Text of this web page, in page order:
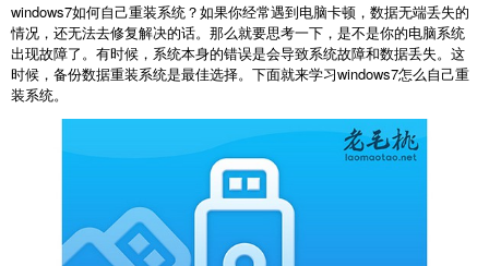
windows7如何自己重装系统？如果你经常遇到电脑卡顿，数据无端丢失的
情况，还无法去修复解决的话。那么就要思考一下，是不是你的电脑系统
出现故障了。有时候，系统本身的错误是会导致系统故障和数据丢失。这
时候，备份数据重装系统是最佳选择。下面就来学习windows7怎么自己重
装系统。